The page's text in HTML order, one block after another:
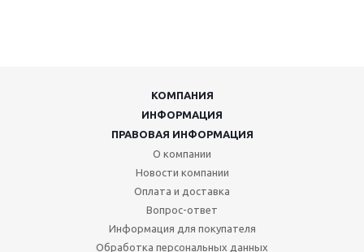
КОМПАНИЯ
ИНФОРМАЦИЯ
ПРАВОВАЯ ИНФОРМАЦИЯ
О компании
Новости компании
Оплата и доставка
Вопрос-ответ
Информация для покупателя
Обработка персональных данных